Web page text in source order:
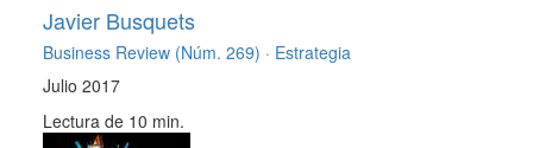
Javier Busquets
Business Review (Núm. 269) · Estrategia
Julio 2017
Lectura de 10 min.